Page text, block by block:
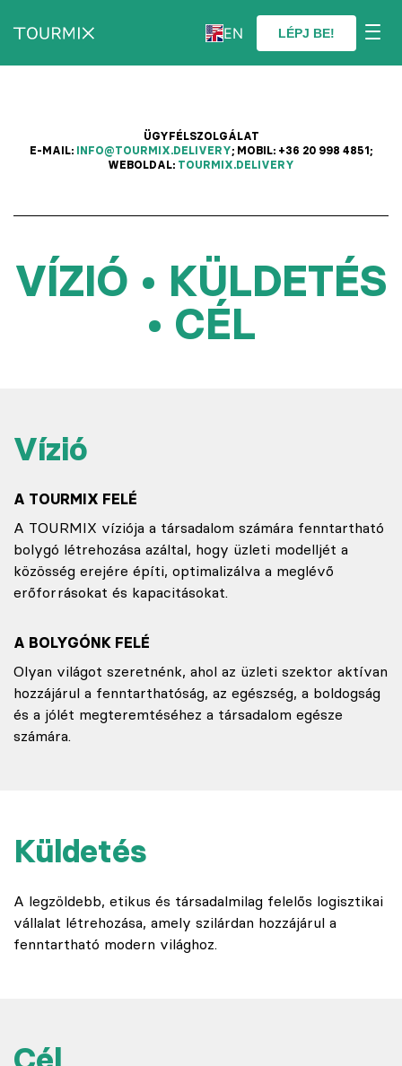
EN LÉPJ BE!
ÜGYFÉLSZOLGÁLAT
E-MAIL:
INFO@TOURMIX.DELIVERY; MOBIL: +36 20 998 4851;
WEBOLDAL: TOURMIX.DELIVERY
VÍZIÓ • KÜLDETÉS
• CÉL
Vízió
A TOURMIX FELÉ
A TOURMIX víziója a társadalom számára fenntartható
bolygó létrehozása azáltal, hogy üzleti modelljét a
közösség erejére építi, optimalizálva a meglévő
erőforrásokat és kapacitásokat.
A BOLYGÓNK FELÉ
Olyan világot szeretnénk, ahol az üzleti szektor aktívan
hozzájárul a fenntarthatóság, az egészség, a boldogság
és a jólét megteremtéséhez a társadalom egésze
számára.
Küldetés
A legzöldebb, etikus és társadalmilag felelős logisztikai
vállalat létrehozása, amely szilárdan hozzájárul a
fenntartható modern világhoz.